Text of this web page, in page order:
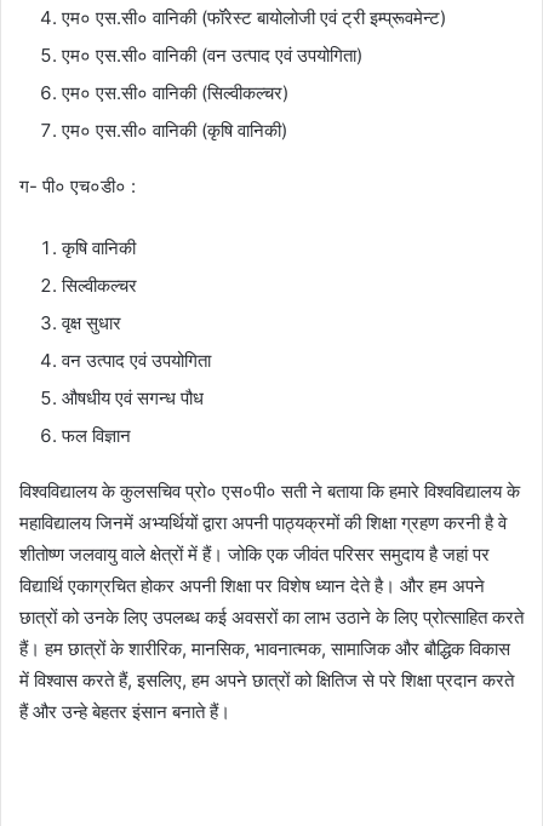
एम० एस.सी० वानिकी (फॉरेस्ट बायोलोजी एवं ट्री इम्प्रूवमेन्ट)
एम० एस.सी० वानिकी (वन उत्पाद एवं उपयोगिता)
एम० एस.सी० वानिकी (सिल्वीकल्चर)
एम० एस.सी० वानिकी (कृषि वानिकी)
ग- पी० एच०डी० :
कृषि वानिकी
सिल्वीकल्चर
वृक्ष सुधार
वन उत्पाद एवं उपयोगिता
औषधीय एवं सगन्ध पौध
फल विज्ञान
विश्वविद्यालय के कुलसचिव प्रो० एस०पी० सती ने बताया कि हमारे विश्वविद्यालय के
महाविद्यालय जिनमें अभ्यर्थियों द्वारा अपनी पाठ्यक्रमों की शिक्षा ग्रहण करनी है वे
शीतोष्ण जलवायु वाले क्षेत्रों में हैं। जोकि एक जीवंत परिसर समुदाय है जहां पर
विद्यार्थि एकाग्रचित होकर अपनी शिक्षा पर विशेष ध्यान देते है। और हम अपने
छात्रों को उनके लिए उपलब्ध कई अवसरों का लाभ उठाने के लिए प्रोत्साहित करते
हैं। हम छात्रों के शारीरिक, मानसिक, भावनात्मक, सामाजिक और बौद्धिक विकास
में विश्वास करते हैं, इसलिए, हम अपने छात्रों को क्षितिज से परे शिक्षा प्रदान करते
हैं और उन्हे बेहतर इंसान बनाते हैं।